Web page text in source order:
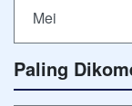
Mei
Paling